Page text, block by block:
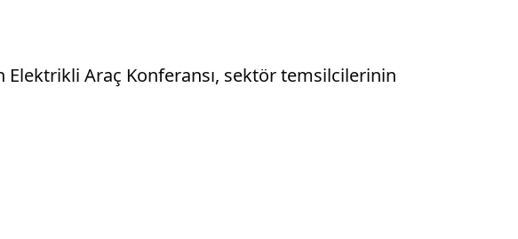
Araç Konferansı, sektör temsilcilerinin